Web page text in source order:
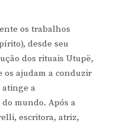
os trabalhos
desde seu
dos rituais Utupë,
os ajudam a conduzir
atinge a
mundo. Após a
escritora, atriz,